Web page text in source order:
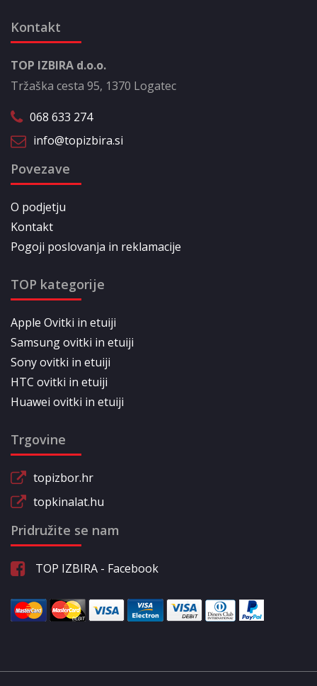
Kontakt
TOP IZBIRA d.o.o.
Tržaška cesta 95, 1370 Logatec
068 633 274
info@topizbira.si
Povezave
O podjetju
Kontakt
Pogoji poslovanja in reklamacije
TOP kategorije
Apple Ovitki in etuiji
Samsung ovitki in etuiji
Sony ovitki in etuiji
HTC ovitki in etuiji
Huawei ovitki in etuiji
Trgovine
topizbor.hr
topkinalat.hu
Pridružite se nam
TOP IZBIRA - Facebook